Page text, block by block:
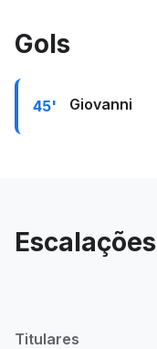
Gols
45' Giovanni
Escalações
Titulares